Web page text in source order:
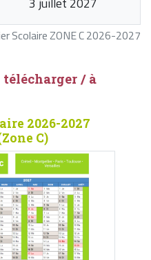
Scolaire ZONE C 2026-2027
télécharger / à
2026-2027
C)